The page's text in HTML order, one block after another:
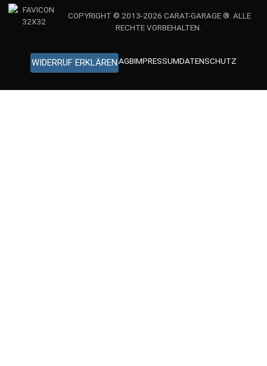
COPYRIGHT © 2013-2026 CARAT-GARAGE ®. ALLE
RECHTE VORBEHALTEN.
WIDERRUF ERKLÄREN AGBIMPRESSUMDATENSCHUTZ